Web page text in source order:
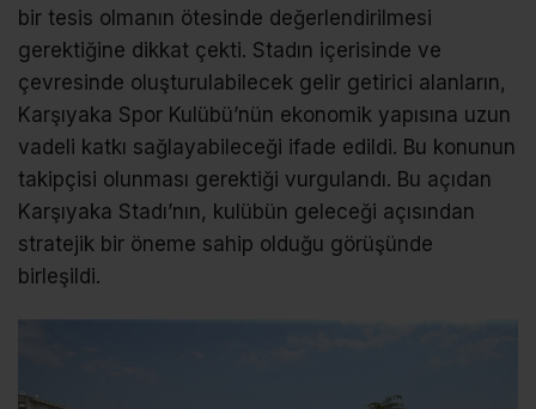
bir tesis olmanın ötesinde değerlendirilmesi
gerektiğine dikkat çekti. Stadın içerisinde ve
çevresinde oluşturulabilecek gelir getirici alanların,
Karşıyaka Spor Kulübü’nün ekonomik yapısına uzun
vadeli katkı sağlayabileceği ifade edildi. Bu konunun
takipçisi olunması gerektiği vurgulandı. Bu açıdan
Karşıyaka Stadı’nın, kulübün geleceği açısından
stratejik bir öneme sahip olduğu görüşünde
birleşildi.